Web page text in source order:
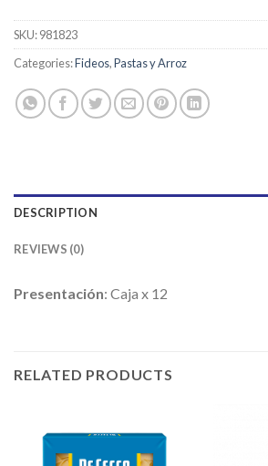
SKU:981823
Categories:Fideos,Pastas y Arroz
DESCRIPTION
REVIEWS (0)
Presentación: Caja x 12
RELATED PRODUCTS